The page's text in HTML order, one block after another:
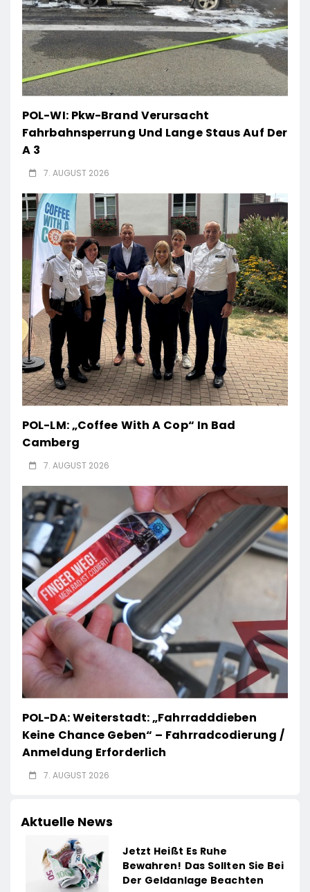
POL-WI: Pkw-Brand Verursacht
Fahrbahnsperrung Und Lange Staus Auf Der
A 3
7. AUGUST 2026
POL-LM: „Coffee With A Cop“ In Bad
Camberg
7. AUGUST 2026
POL-DA: Weiterstadt: „Fahrradddieben
Keine Chance Geben“ – Fahrradcodierung /
Anmeldung Erforderlich
7. AUGUST 2026
Aktuelle News
Jetzt Heißt Es Ruhe
Bewahren! Das Sollten Sie Bei
Der Geldanlage Beachten